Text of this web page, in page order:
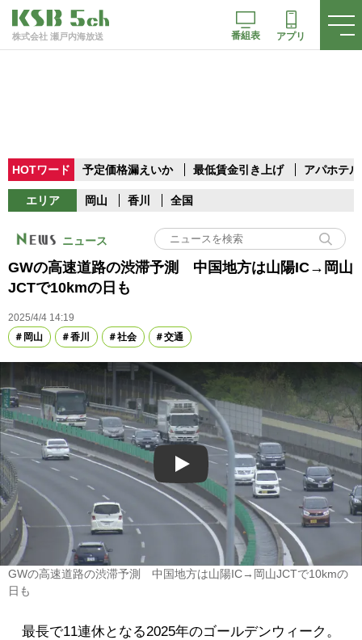
株式会社 瀬戸内海放送 番組表 アプリ
HOTワード 予定価格漏えいか 最低賃金引き上げ アパホテル
エリア 岡山 香川 全国
ニュース
GWの高速道路の渋滞予測 中国地方は山陽IC→岡山
JCTで10kmの日も
2025/4/4 14:19
岡山
香川 社会 交通
Play
GWの高速道路の渋滞予測 中国地方は山陽IC→岡山JCTで10kmの
日も
最長で11連休となる2025年のゴールデンウィーク。